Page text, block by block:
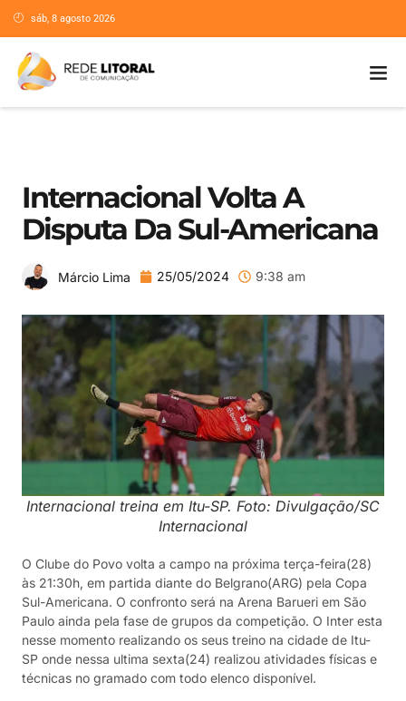
sáb, 8 agosto 2026
Internacional Volta A
Disputa Da Sul-Americana
Márcio Lima 25/05/2024 9:38 am
Internacional treina em Itu-SP. Foto: Divulgação/SC
Internacional
O Clube do Povo volta a campo na próxima terça-feira(28)
às 21:30h, em partida diante do Belgrano(ARG) pela Copa
Sul-Americana. O confronto será na Arena Barueri em São
Paulo ainda pela fase de grupos da competição. O Inter esta
nesse momento realizando os seus treino na cidade de Itu-
SP onde nessa ultima sexta(24) realizou atividades físicas e
técnicas no gramado com todo elenco disponível.